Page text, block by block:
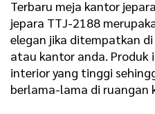
Terbaru meja kantor
jepara TTJ-2188
elegan jika ditempatkan
atau kantor anda. Produk
interior yang tinggi
berlama-lama di ruangan